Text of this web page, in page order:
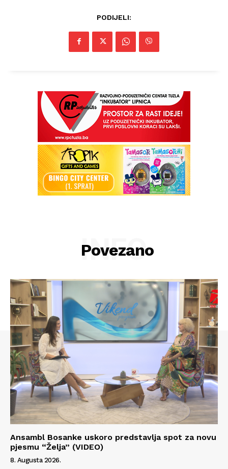
PODIJELI:
Povezano
INFO
Ansambl Bosanke uskoro predstavlja spot za novu
pjesmu “Želja” (VIDEO)
8. Augusta 2026.